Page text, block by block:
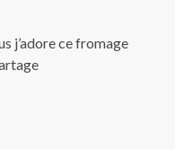
j’adore ce fromage